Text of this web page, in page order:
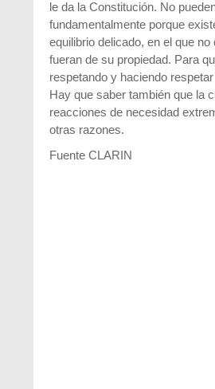
le da la Constitución. No
fundamentalmente porque
equilibrio delicado, en el que
fueran de su propiedad. Para
respetando y haciendo respetar
Hay que saber también que la
reacciones de necesidad
otras razones.
Fuente CLARIN